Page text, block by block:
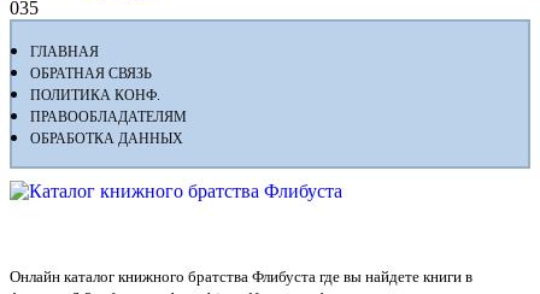
035
ГЛАВНАЯ
ОБРАТНАЯ СВЯЗЬ
ПОЛИТИКА КОНФ.
ПРАВООБЛАДАТЕЛЯМ
ОБРАБОТКА ДАННЫХ
Онлайн каталог книжного братства Флибуста где вы найдете книги в